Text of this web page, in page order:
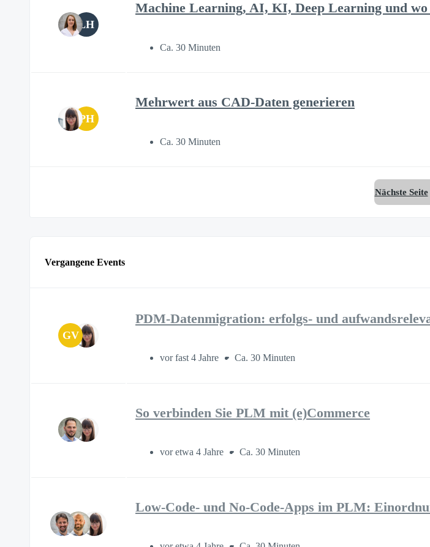
LH
Machine Learning, AI, KI, Deep Learning und
Ca. 30 Minuten
PH
Mehrwert aus CAD-Daten generieren
Ca. 30 Minuten
Nächste Seite
Vergangene Events
GV
PDM-Datenmigration: erfolgs- und
vor fast 4 Jahre Ca. 30 Minuten
So verbinden Sie PLM mit (e)Commerce
vor etwa 4 Jahre Ca. 30 Minuten
Low-Code- und No-Code-Apps im PLM: